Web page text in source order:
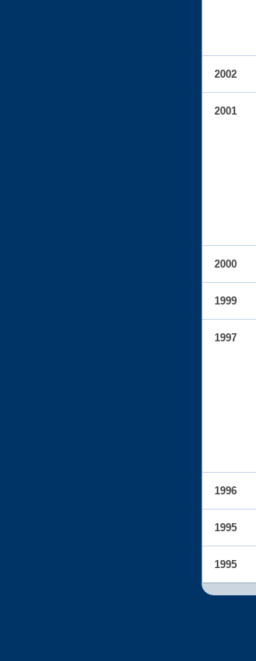
2002
2001
2000
1999
1997
1996
1995
1995